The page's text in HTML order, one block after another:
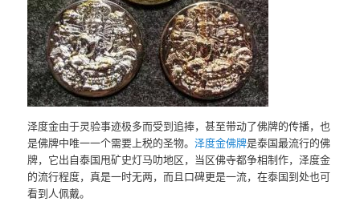
泽度金由于灵验事迹极多而受到追捧，甚至带动了佛牌的传播，也
是佛牌中唯一一个需要上税的圣物。泽度金佛牌是泰国最流行的佛
牌，它出自泰国甩矿史灯马叻地区，当区佛寺都争相制作，泽度金
的流行程度，真是一时无两，而且口碑更是一流，在泰国到处也可
看到人佩戴。